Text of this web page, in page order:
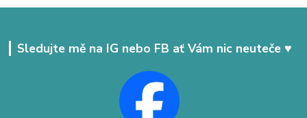
Sledujte mě na IG nebo FB ať Vám nic neuteče ♥